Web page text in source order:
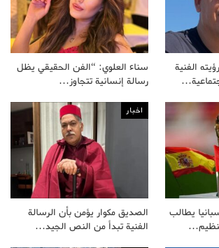
الفنية
سناء العلوي: “الفن الحقيقي يظل
رسالة إنسانية تتجاوز…
يطالب
اخبار
الصديق مكوار يؤمن بأن الرسالة
الفنية تبدأ من النص الجيد…